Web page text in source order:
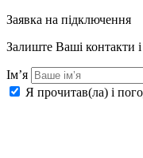
Заявка на підключення
Залиште Ваші контакти
Ім’я
Я прочитав(ла) і